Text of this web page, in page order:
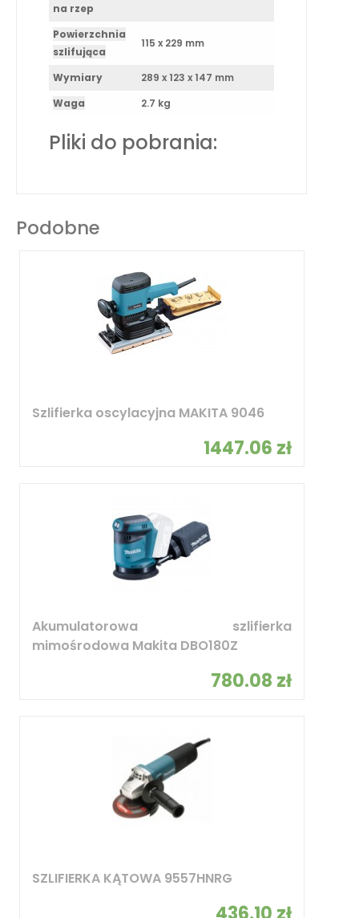
na rzep
Powierzchnia
szlifująca
115 x 229 mm
Wymiary
289 x 123 x 147 mm
Waga
2.7 kg
Pliki do pobrania:
Podobne
Szlifierka oscylacyjna MAKITA 9046
1447.06 zł
Akumulatorowa szlifierka
mimośrodowa Makita DBO180Z
780.08 zł
SZLIFIERKA KĄTOWA 9557HNRG